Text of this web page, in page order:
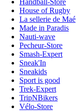
House of Rugby
La sellerie de Maé
Made in Paradis
Nauti-wave
Pecheur-Store
Smash-Expert
Sneak'In
Sneakids
Sport is good
Trek-Expert
TripNBikers
Vélo-Store